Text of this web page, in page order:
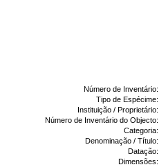
Número de Inventário:
Tipo de Espécime:
Instituição / Proprietário:
Número de Inventário do Objecto:
Categoria:
Denominação / Título:
Datação:
Dimensões: